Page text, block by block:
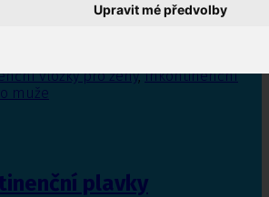
Upravit mé předvolby
vložky pro ženy,Inkontinenční
muže
plavky